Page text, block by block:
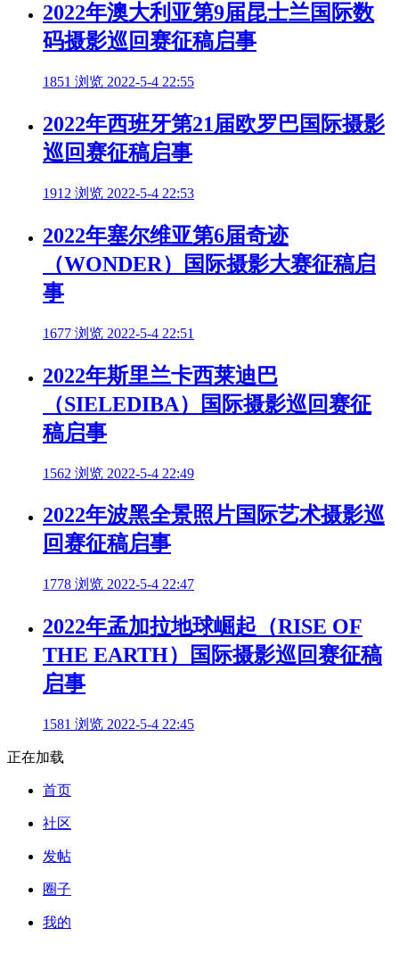
2022年澳大利亚第9届昆士兰国际数
码摄影巡回赛征稿启事
1851 浏览 2022-5-4 22:55
2022年西班牙第21届欧罗巴国际摄影
巡回赛征稿启事
1912 浏览 2022-5-4 22:53
2022年塞尔维亚第6届奇迹
（WONDER）国际摄影大赛征稿启
事
1677 浏览 2022-5-4 22:51
2022年斯里兰卡西莱迪巴
（SIELEDIBA）国际摄影巡回赛征
稿启事
1562 浏览 2022-5-4 22:49
2022年波黑全景照片国际艺术摄影巡
回赛征稿启事
1778 浏览 2022-5-4 22:47
2022年孟加拉地球崛起（RISE OF
THE EARTH）国际摄影巡回赛征稿
启事
1581 浏览 2022-5-4 22:45
正在加载
首页
社区
发帖
圈子
我的